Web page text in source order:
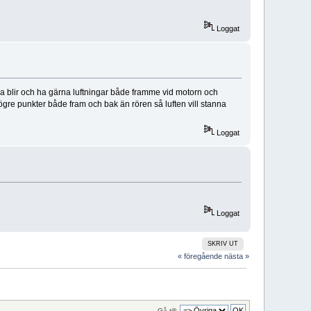
Loggat
blir och ha gärna luftningar både framme vid motorn och
punkter både fram och bak än rören så luften vill stanna
Loggat
Loggat
SKRIV UT
« föregående nästa »